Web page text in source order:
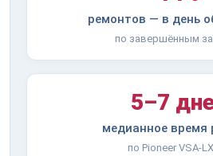
ремонтов — в день
по завершённым
5–7
медианное время
по Pioneer VSA-